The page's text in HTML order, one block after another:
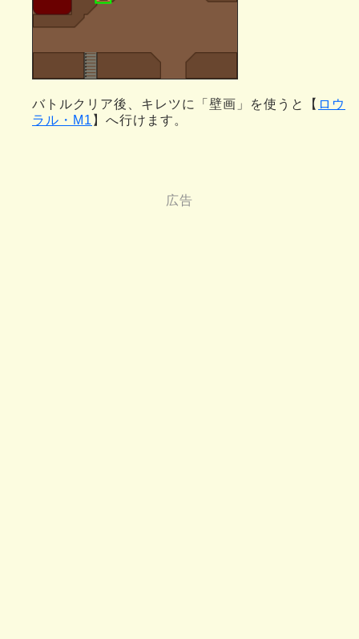
バトルクリア後、キレツに「壁画」を使うと【 ロウ
ラル・M1 】へ行けます。